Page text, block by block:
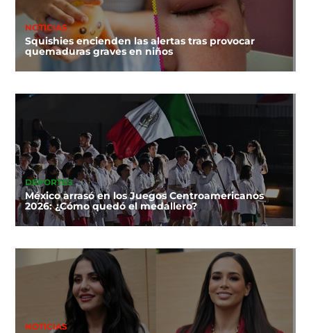
NOTICIAS
Squishies encienden las alertas tras provocar
quemaduras graves en niños
DEPORTES
México arrasó en los Juegos Centroamericanos
2026: ¿Cómo quedó el medallero?
NOTICIAS